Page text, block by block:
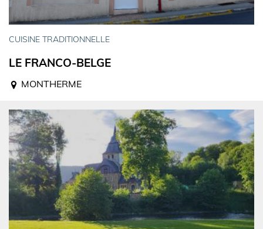
CUISINE TRADITIONNELLE
LE FRANCO-BELGE
MONTHERME